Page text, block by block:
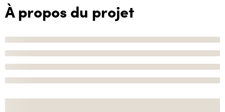
À propos du projet